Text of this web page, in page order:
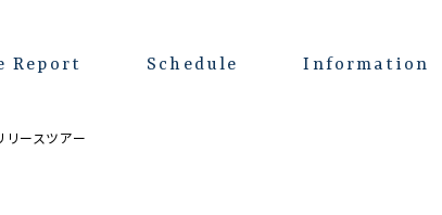
Report Schedule Information
ースツアー